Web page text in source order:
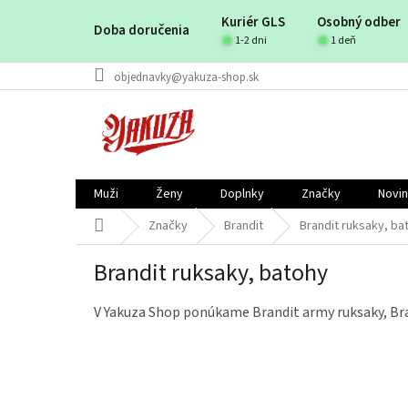
Doba doručenia Kuriér GLS Osobný odber
1-2 dni 1 deň
objednavky@yakuza-shop.sk
Muži Ženy Doplnky Značky
Domov Značky Brandit Brandit ruksaky,
Brandit ruksaky, batohy
V Yakuza Shop ponúkame Brandit army